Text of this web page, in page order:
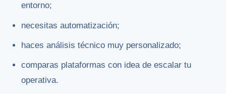
entorno;
necesitas automatización;
haces análisis técnico muy personalizado;
comparas plataformas con idea de escalar tu
operativa.